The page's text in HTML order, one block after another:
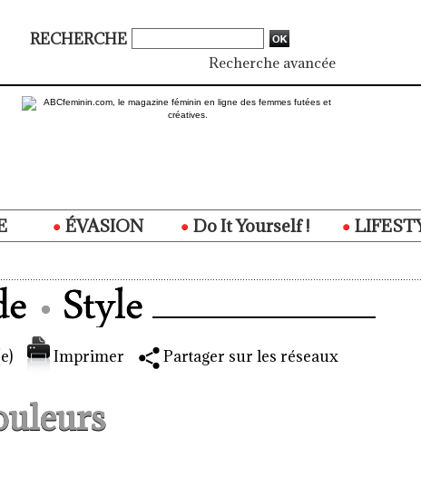
RECHERCHE
Recherche avancée
ÉVASION Do It Yourself !
Imprimer Partager sur les réseaux